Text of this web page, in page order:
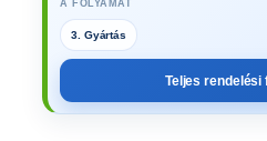
A FOLYAMAT
Teljes